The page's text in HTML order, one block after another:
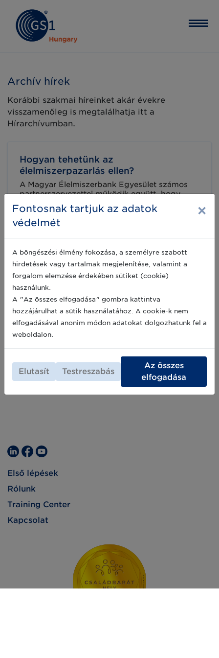
Archív hírek
Korábbi szakmai híreinket akár évekre
visszamenőleg is megtalálhatja itt a
Hírarchívumban.
Hogyan tehetünk az
élelmiszerpazarlás ellen?
A Magyar Élelmiszerbank Egyesület számos
partnerszervezettel működik együtt, hogy
magyarországi rászorulók százezreit segítse
élelemhez nap mint nap. Hogyan segíthetjük
munkájukat akár gyártóként, akár
Magyar Élelmiszerbank Egyesület külső
kapcsolatok igazgatójával készült interjúnk
második része önkéntességről, illetve a
támogatói lehetőségekről szól. Az első rész itt
olvasható.
2021-07-30
Tudjon meg többet a Magyar
Élelmiszerbankról!
Az élelmiszerpazarlás a felmelegedést okozó
üvegházhatású gázok 10%-áért felelős. Létezik
viszont egy magyarországi szervezet, amely
síkra száll ennek visszaszorításáért, emellett a
a feleslegessé vált élelmiszerekkel, használnak-
e a nyomon követés során vonalkódot, illetve
mi a különbség a minőségmegőrzési idő és a
fogyaszthatósági idő között?Nagygyörgy
Andrással, a Magyar Élelmiszerbank Egyesület
külső kapcsolatok igazgatójával beszélgettünk
mindezekről. (1. rész)
2021-07-28
Első lépések
Rólunk
Training Center
Kapcsolat
Fontosnak tartjuk az adatok
védelmét
×
A böngészési élmény fokozása, a személyre szabott
hirdetések vagy tartalmak megjelenítése, valamint a
forgalom elemzése érdekében sütiket (cookie)
használunk.
A "Az összes elfogadása" gombra kattintva
hozzájárulhat a sütik használatához. A cookie-k nem
elfogadásával anonim módon adatokat dolgozhatunk fel a
weboldalon.
Elutasít Testreszabás
Az összes
elfogadása